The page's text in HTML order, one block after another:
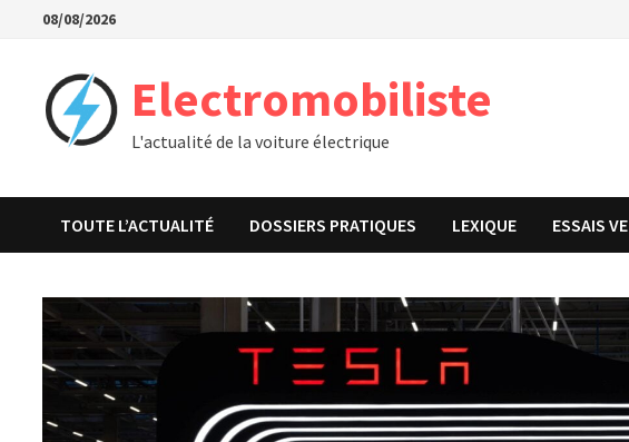
Passer
contenu
08/08/2026
Electromobiliste
L'actualité de la voiture électrique
TOUTE L’ACTUALITÉ DOSSIERS PRATIQUES LEXIQUE ESSAIS VE